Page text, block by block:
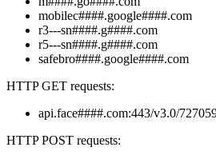
mobilec####.google####.com
r3---sn####.g####.com
r5---sn####.g####.com
safebro####.google####.com
HTTP GET requests:
api.face####.com:443/v3.0/
HTTP POST requests: